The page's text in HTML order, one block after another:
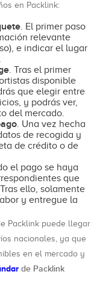
en Packlink:
. El primer paso
relevante
e indicar el lugar
. Tras el primer
disponible
que elegir entre
y podrás ver,
del mercado.
. Una vez hecha
de recogida y
de crédito o de
el pago se haya
que
ello, solamente
y entregue la
Packlink puede llegar
nacionales, ya que
en el mercado y
de Packlink